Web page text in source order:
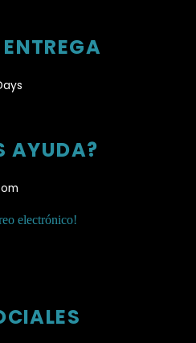
AYUDA?
electrónico!